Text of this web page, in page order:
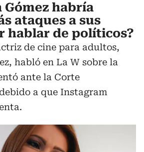
Gómez habría
ataques a sus
hablar de políticos?
de cine para adultos,
habló en La W sobre la
ante la Corte
a que Instagram